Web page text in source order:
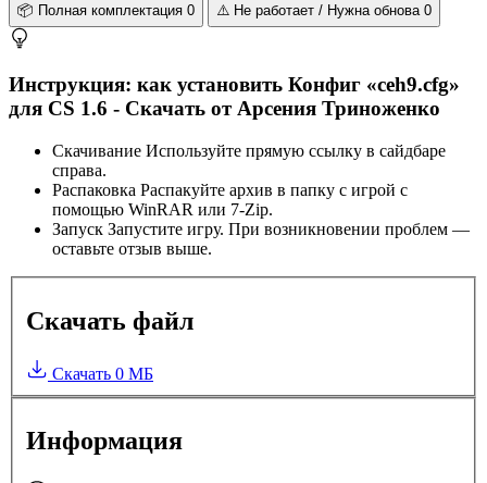
📦 Полная комплектация 0 ⚠️ Не работает / Нужна обнова 0
Инструкция: как установить Конфиг «ceh9.cfg»
для CS 1.6 - Скачать от Арсения Триноженко
Скачивание Используйте прямую ссылку в сайдбаре
справа.
Распаковка Распакуйте архив в папку с игрой с
помощью WinRAR или 7-Zip.
Запуск Запустите игру. При возникновении проблем —
оставьте отзыв выше.
Скачать файл
Скачать 0 МБ
Информация